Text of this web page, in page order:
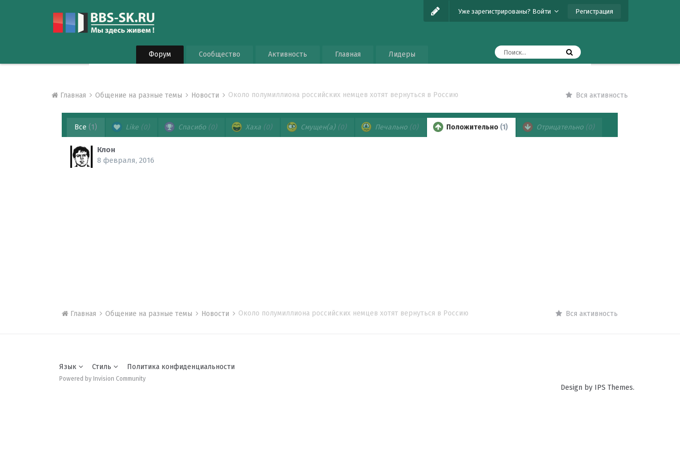
Уже зарегистрированы? Войти Регистрация
Форум Сообщество Активность Главная Лидеры
Вся активность
Главная Общение на разные темы Новости Около полумиллиона российских немцев хотят вернуться в Россию
Все (1) Like (0) Спасибо (0) Хаха (0) Смущен(а) (0) Печально (0) Положительно (1) Отрицательно (0)
Клон
8 февраля, 2016
Вся активность
Главная Общение на разные темы Новости Около полумиллиона российских немцев хотят вернуться в Россию
Язык Стиль Политика конфиденциальности
Powered by Invision Community
Design by IPS Themes.